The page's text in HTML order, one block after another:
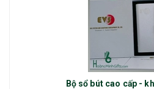
Bộ sổ bút cao cấp -